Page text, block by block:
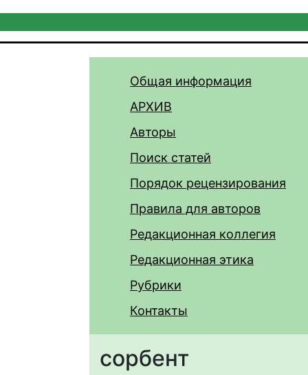
Общая информация
АРХИВ
Авторы
Поиск статей
Порядок рецензирования
Правила для авторов
Редакционная коллегия
Редакционная этика
Рубрики
Контакты
сорбент